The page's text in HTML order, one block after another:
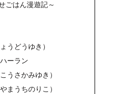
ごはん漫遊記～
うどうゆき）
ーラン
うさかみゆき）
まうちのりこ）